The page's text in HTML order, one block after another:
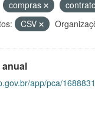
compras
CSV
app/pca/